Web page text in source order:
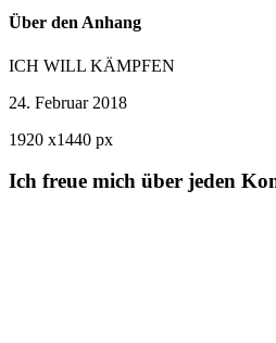
Über den Anhang
ICH WILL KÄMPFEN
24. Februar 2018
1920 x1440 px
Ich freue mich über jeden